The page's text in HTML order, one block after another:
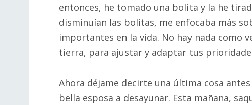
entonces, he tomado una bolita y la he
disminuían las bolitas, me enfocaba más
importantes en la vida. No hay nada como
tierra, para ajustar y adaptar tus
Ahora déjame decirte una última cosa
bella esposa a desayunar. Esta mañana,